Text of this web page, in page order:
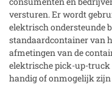
versturen. Er wordt
elektrisch ondersteunde
standaardcontainer van
afmetingen van de
elektrische pick-up-truck
handig of onmogelijk zijn